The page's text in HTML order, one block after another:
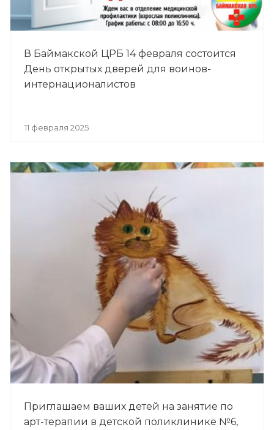
В Баймакской ЦРБ 14 февраля состоится
День открытых дверей для воинов-
интернационалистов
11 февраля 2025
Приглашаем ваших детей на занятие по
арт-терапии в детской поликлинике №6,